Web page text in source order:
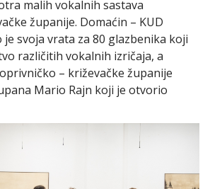
malih vokalnih sastava
županije. Domaćin – KUD
je svoja vrata za 80 glazbenika koji
različitih vokalnih izričaja, a
– križevačke županije
Mario Rajn koji je otvorio